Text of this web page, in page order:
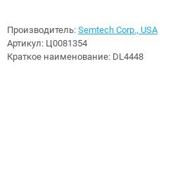
Производитель: Semtech Corp., USA
Артикул: Ц0081354
Краткое наименование: DL4448